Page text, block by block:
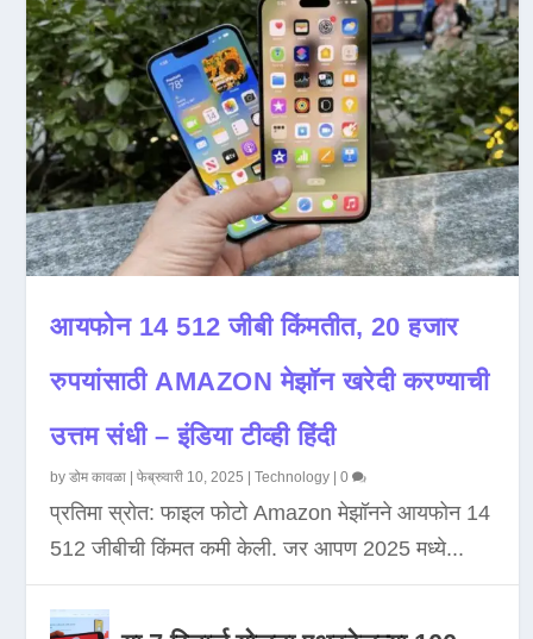
आयफोन 14 512 जीबी किंमतीत, 20 हजार
रुपयांसाठी AMAZON मेझॉन खरेदी करण्याची
उत्तम संधी – इंडिया टीव्ही हिंदी
byडोम कावळा |फेब्रुवारी 10, 2025 |Technology |0
प्रतिमा स्रोत: फाइल फोटो Amazon मेझॉनने आयफोन 14
512 जीबीची किंमत कमी केली. जर आपण 2025 मध्ये...